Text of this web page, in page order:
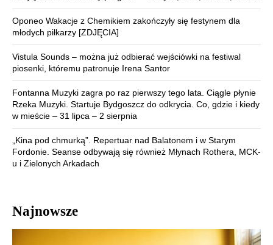
Oponeo Wakacje z Chemikiem zakończyły się festynem dla
młodych piłkarzy [ZDJĘCIA]
Vistula Sounds – można już odbierać wejściówki na festiwal
piosenki, któremu patronuje Irena Santor
Fontanna Muzyki zagra po raz pierwszy tego lata. Ciągle płynie
Rzeka Muzyki. Startuje Bydgoszcz do odkrycia. Co, gdzie i kiedy
w mieście – 31 lipca – 2 sierpnia
„Kina pod chmurką”. Repertuar nad Balatonem i w Starym
Fordonie. Seanse odbywają się również Młynach Rothera, MCK-
u i Zielonych Arkadach
Najnowsze